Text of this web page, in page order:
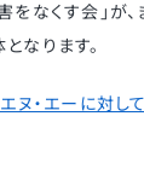
をなくす会」が
なります。
ヌ・エーに対し